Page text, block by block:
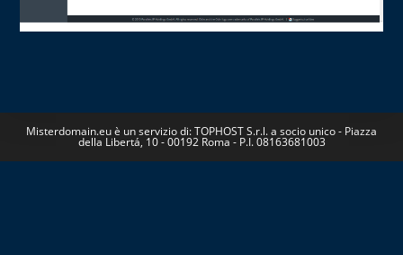
Misterdomain.eu è un servizio di: TOPHOST S.r.l. a socio unico - Piazza
della Libertá, 10 - 00192 Roma - P.I. 08163681003